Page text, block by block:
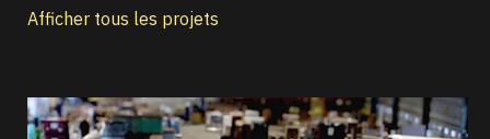
Afficher tous les projets